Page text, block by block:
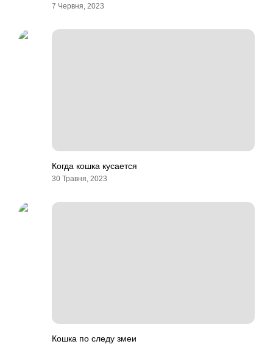
7 Червня, 2023
Когда кошка кусается
30 Травня, 2023
Кошка по следу змеи